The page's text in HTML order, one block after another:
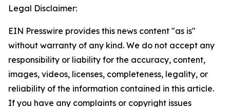
Legal Disclaimer:
EIN Presswire provides this news content "as is"
without warranty of any kind. We do not accept any
responsibility or liability for the accuracy, content,
images, videos, licenses, completeness, legality, or
reliability of the information contained in this article.
If you have any complaints or copyright issues